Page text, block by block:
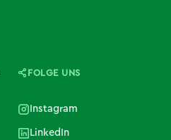
FOLGE UNS
Instagram
LinkedIn